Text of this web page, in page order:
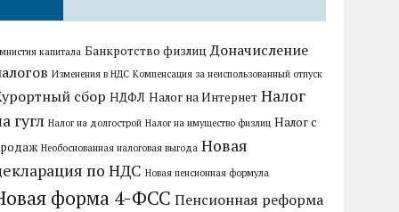
капитала Банкротство физлиц Доначисление
Изменения в НДС Компенсация за неиспользованный отпуск
сбор НДФЛ Налог на Интернет Налог
гугл Налог на долгострой Налог на имущество физлиц Налог с
Необоснованная налоговая выгода Новая
по НДС Новая пенсионная формула
форма 4-ФСС Пенсионная реформа